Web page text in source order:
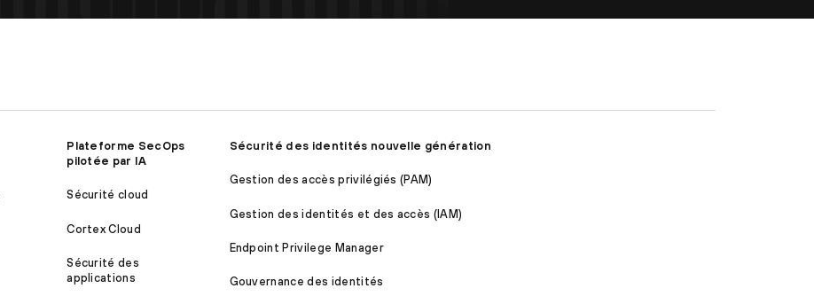
Plateforme SecOps
pilotée par IA
Sécurité cloud
Cortex Cloud
Sécurité des
applications
Sécurité des identités nouvelle génération
Gestion des accès privilégiés (PAM)
Gestion des identités et des accès (IAM)
Endpoint Privilege Manager
Gouvernance des identités